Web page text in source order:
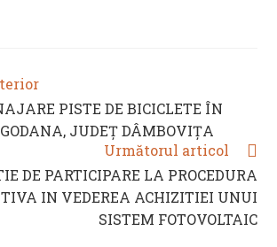
PISTE DE BICICLETE ÎN
JUDEȚ DÂMBOVIȚA
Următorul articol
DE PARTICIPARE LA PROCEDURA
IN VEDEREA ACHIZITIEI UNUI
SISTEM FOTOVOLTAIC